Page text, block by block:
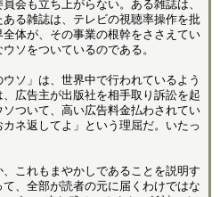
会も立ち上がらない。ある雑誌は、
る雑誌は、テレビの視聴率操作を批
体が、その事業の根幹をささえてい
ソをついているのである。
ソ」は、世界中で行われているよう
広告主が出版社を相手取り訴訟を起
ついて、高い広告料金払わされてい
ネ返してよ」という理屈だ。いたっ
これもまやかしであることを説明す
、全部が読者の元に届くわけではな